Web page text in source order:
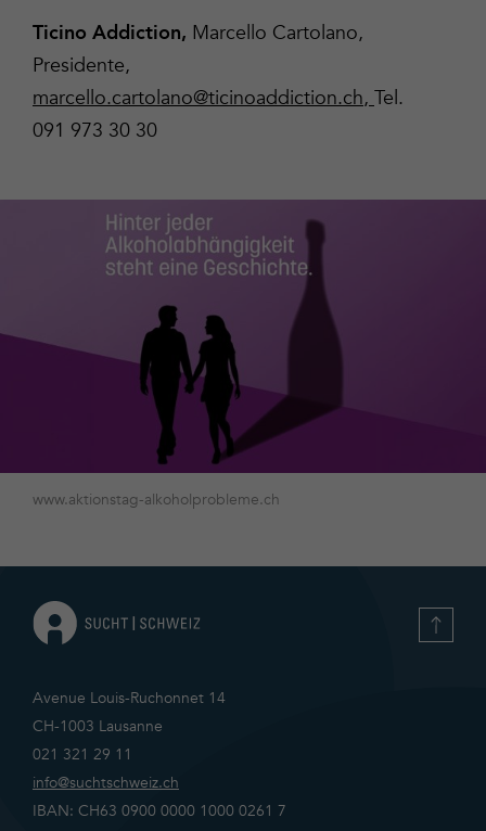
Ticino Addiction, Marcello Cartolano,
Presidente,
marcello.cartolano@ticinoaddiction.ch,Tel.
091 973 30 30
www.aktionstag-alkoholprobleme.ch
Avenue Louis-Ruchonnet 14
CH-1003 Lausanne
021 321 29 11
info@suchtschweiz.ch
IBAN: CH63 0900 0000 1000 0261 7